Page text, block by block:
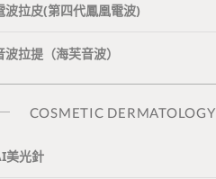
波拉皮(第四代鳳凰電波)
波拉提（海芙⾳波）
COSMETIC DERMATOLOGY
美光針